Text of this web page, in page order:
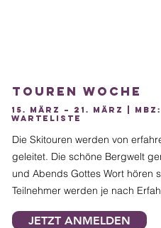
Touren Woche
15. März – 21. März |
WARTELISTE
Die Skitouren werden von
geleitet. Die schöne Bergwelt
und Abends Gottes Wort hören
Teilnehmer werden je nach
JETZT ANMELDEN